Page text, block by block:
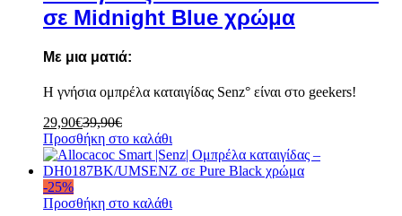
σε Midnight Blue χρώμα
Με μια ματιά:
Η γνήσια ομπρέλα καταιγίδας Senz° είναι στο geekers!
29,90€39,90€
Προσθήκη στο καλάθι
-25%
Προσθήκη στο καλάθι